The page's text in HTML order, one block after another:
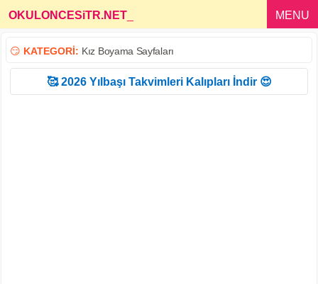
OKULONCESiTR.NET MENU
😏 KATEGORİ: Kız Boyama Sayfaları
🥰 2026 Yılbaşı Takvimleri Kalıpları İndir 😍